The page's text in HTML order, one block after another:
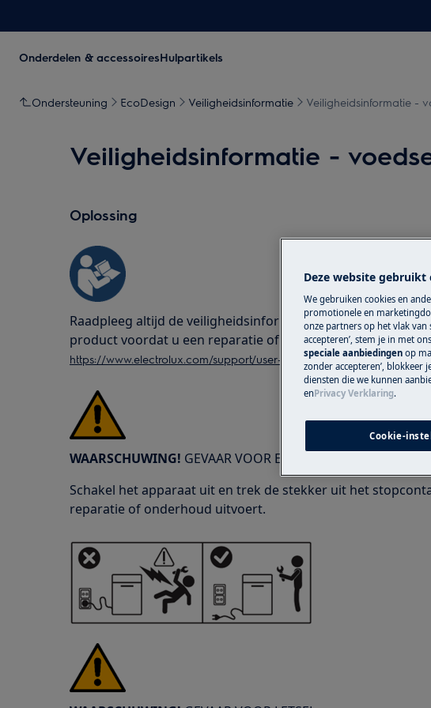
Onderdelen & accessoiresHulpartikels
Ondersteuning EcoDesign Veiligheidsinformatie Veiligheidsinformatie -
Veiligheidsinformatie -
Oplossing
Raadpleeg altijd de veiligheidsinformatie in de
product voordat u een reparatie of onderhoud uitvoert.
https://www.electrolux.com/support/user-manuals/
WAARSCHUWING! GEVAAR VOOR ELEKTRISCHE SCHOK
Schakel het apparaat uit en trek de stekker uit het
reparatie of onderhoud uitvoert.
Deze website gebruikt
We gebruiken cookies en
promotionele en
onze partners op het vlak van
accepteren’, stem je in met
speciale aanbiedingen op
zonder accepteren’, blokkeer
diensten die we kunnen
enPrivacy Verklaring.
Cookie-